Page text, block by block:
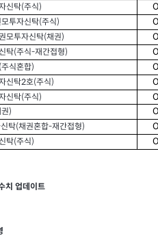
신탁(주식)
투자신탁(주식)
모투자신탁(채권)
탁(주식-재간접형)
(주식혼합)
신탁2호(주식)
신탁(주식)
권)
탁(채권혼합-재간접형)
탁(주식)
치 업데이트